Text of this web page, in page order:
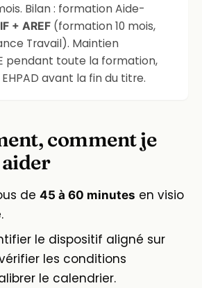
Bilan : formation Aide-
+ AREF (formation 10 mois,
Travail). Maintien
pendant toute la formation,
avant la fin du titre.
comment je
de 45 à 60 minutes en visio
le dispositif aligné sur
les conditions
le calendrier.